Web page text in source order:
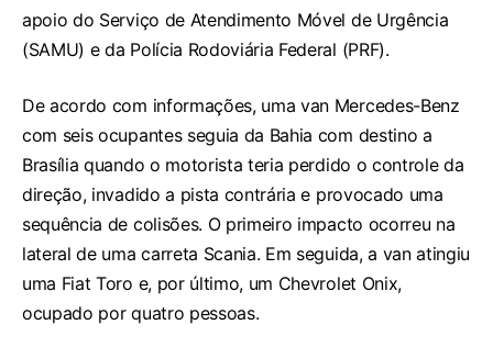
apoio do Serviço de Atendimento Móvel de Urgência
(SAMU) e da Polícia Rodoviária Federal (PRF).
De acordo com informações, uma van Mercedes-Benz
com seis ocupantes seguia da Bahia com destino a
Brasília quando o motorista teria perdido o controle da
direção, invadido a pista contrária e provocado uma
sequência de colisões. O primeiro impacto ocorreu na
lateral de uma carreta Scania. Em seguida, a van atingiu
uma Fiat Toro e, por último, um Chevrolet Onix,
ocupado por quatro pessoas.